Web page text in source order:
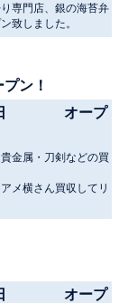
専門店、銀の海苔弁
致しました。
ン！
1日 オープ
金属・刀剣などの買
メ横さん買収してリ
日 オープ